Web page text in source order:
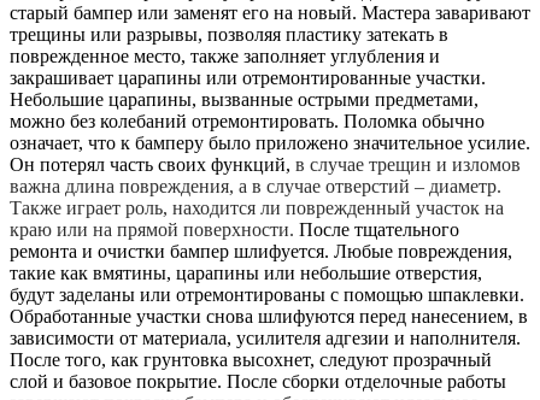
старый бампер или заменят его на новый. Мастера заваривают
трещины или разрывы, позволяя пластику затекать в
поврежденное место, также заполняет углубления и
закрашивает царапины или отремонтированные участки.
Небольшие царапины, вызванные острыми предметами,
можно без колебаний отремонтировать. Поломка обычно
означает, что к бамперу было приложено значительное усилие.
Он потерял часть своих функций, в случае трещин и изломов
важна длина повреждения, а в случае отверстий – диаметр.
Также играет роль, находится ли поврежденный участок на
краю или на прямой поверхности. После тщательного
ремонта и очистки бампер шлифуется. Любые повреждения,
такие как вмятины, царапины или небольшие отверстия,
будут заделаны или отремонтированы с помощью шпаклевки.
Обработанные участки снова шлифуются перед нанесением, в
зависимости от материала, усилителя адгезии и наполнителя.
После того, как грунтовка высохнет, следуют прозрачный
слой и базовое покрытие. После сборки отделочные работы